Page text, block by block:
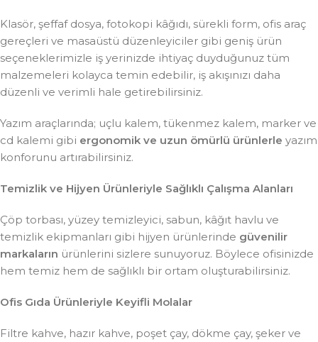
Klasör, şeffaf dosya, fotokopi kâğıdı, sürekli form, ofis araç
gereçleri ve masaüstü düzenleyiciler gibi geniş ürün
seçeneklerimizle iş yerinizde ihtiyaç duyduğunuz tüm
malzemeleri kolayca temin edebilir, iş akışınızı daha
düzenli ve verimli hale getirebilirsiniz.
Yazım araçlarında; uçlu kalem, tükenmez kalem, marker ve
cd kalemi gibi ergonomik ve uzun ömürlü ürünlerle yazım
konforunu artırabilirsiniz.
Temizlik ve Hijyen Ürünleriyle Sağlıklı Çalışma Alanları
Çöp torbası, yüzey temizleyici, sabun, kâğıt havlu ve
temizlik ekipmanları gibi hijyen ürünlerinde güvenilir
markaların ürünlerini sizlere sunuyoruz. Böylece ofisinizde
hem temiz hem de sağlıklı bir ortam oluşturabilirsiniz.
Ofis Gıda Ürünleriyle Keyifli Molalar
Filtre kahve, hazır kahve, poşet çay, dökme çay, şeker ve